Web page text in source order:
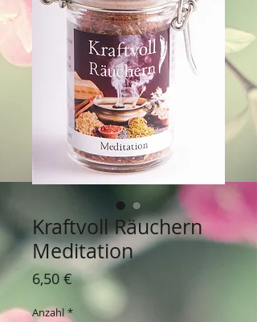
Kraftvoll Räuchern
Meditation
6,50 €Preis
Anzahl *